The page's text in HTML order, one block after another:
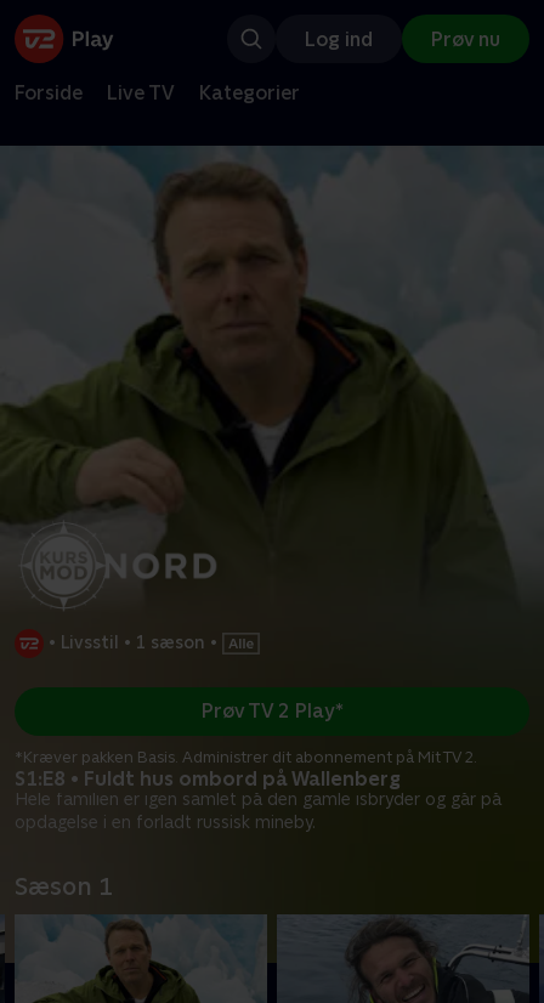
Log ind Prøv nu
Forside Live TV Kategorier
• Livsstil • 1 sæson •
S1:E8 • Fuldt hus ombord på Wallenberg
Hele familien er igen samlet på den gamle isbryder og går på
opdagelse i en forladt russisk mineby.
Prøv TV 2 Play*
*Kræver pakken Basis. Administrer dit abonnement på Mit TV 2.
Sæson 1